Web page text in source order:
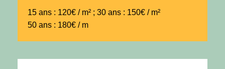
15 ans : 120€ / m² ; 30 ans : 150€ / m²
50 ans : 180€ / m